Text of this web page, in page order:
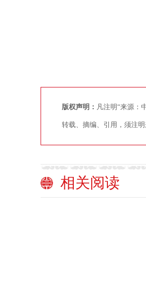
版权声明： 凡注明“来源：
转载、摘编、引用，须注
相关阅读